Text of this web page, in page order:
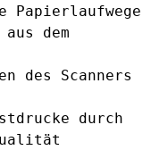
Papierlaufwege
dem
des Scanners
durch